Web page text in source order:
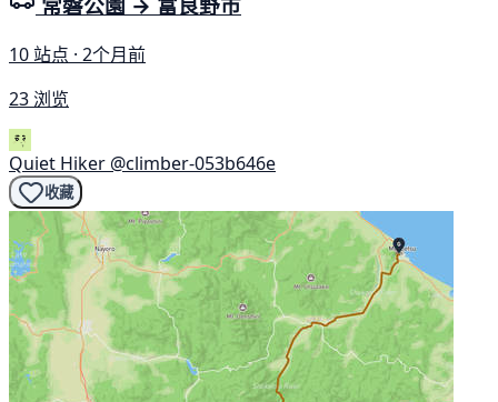
10 站点 · 2个月前
23 浏览
Quiet Hiker @climber-053b646e
收藏